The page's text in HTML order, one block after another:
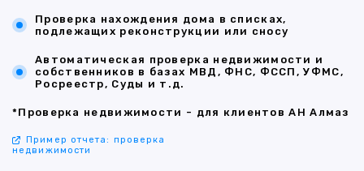
Проверка нахождения дома в списках,
подлежащих реконструкции или сносу
Автоматическая проверка недвижимости и
собственников в базах МВД, ФНС, ФССП, УФМС,
Росреестр, Суды и т.д.
*Проверка недвижимости - для клиентов АН Алмаз
Пример отчета: проверка
недвижимости